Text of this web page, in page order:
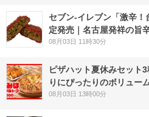
セブン-イレブン「激辛
定発売｜名古屋発祥の旨
08月03日 11時30分
ピザハット夏休みセット
りにぴったりのボリュー
08月03日 13時00分